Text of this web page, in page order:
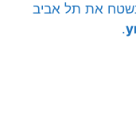
את תל אביב
.